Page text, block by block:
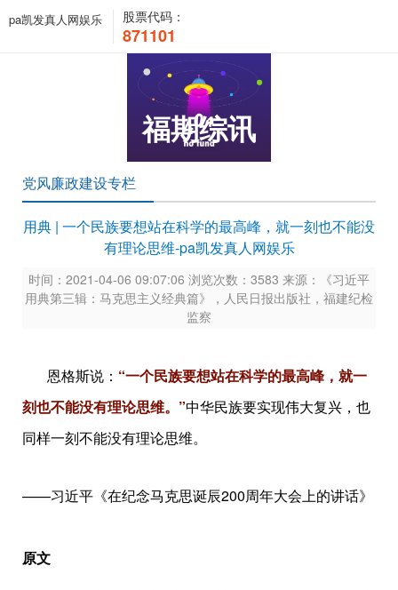
pa凯发真人网娱乐 股票代码：
871101
福期综讯
党风廉政建设专栏
用典 | 一个民族要想站在科学的最高峰，就一刻也不能没
有理论思维-pa凯发真人网娱乐
时间：2021-04-06 09:07:06 浏览次数：3583 来源：《习近平
用典第三辑：马克思主义经典篇》，人民日报出版社，福建纪检
监察
恩格斯说： “一个民族要想站在科学的最高峰，就一
刻也不能没有理论思维。”中华民族要实现伟大复兴，也
同样一刻不能没有理论思维。
——习近平《在纪念马克思诞辰200周年大会上的讲话》
原文